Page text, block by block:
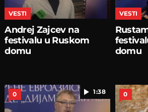
VESTI
Andrej Zajcev na
festivalu u Ruskom
domu
VESTI
domu
1:38
0 0